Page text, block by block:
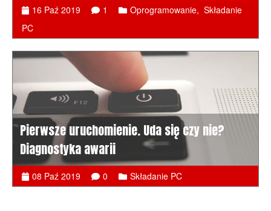
16 Paź 2019 1 Oprogramowanie, Składanie
PC
Pierwsze uruchomienie. Uda się czy nie?
Diagnostyka awarii
08 Paź 2019 0 Składanie PC